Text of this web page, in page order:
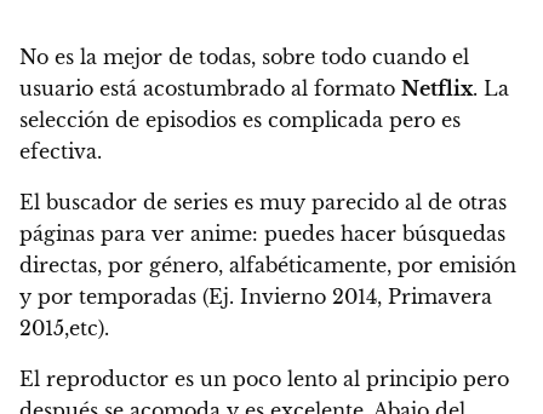
No es la mejor de todas, sobre todo cuando el
usuario está acostumbrado al formato Netflix. La
selección de episodios es complicada pero es
efectiva.
El buscador de series es muy parecido al de otras
páginas para ver anime: puedes hacer búsquedas
directas, por género, alfabéticamente, por emisión
y por temporadas (Ej. Invierno 2014, Primavera
2015,etc).
El reproductor es un poco lento al principio pero